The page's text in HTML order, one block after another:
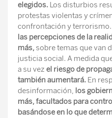
elegidos. Los disturbios
protestas violentas y
confrontación y terrorismo.
las percepciones de la
más, sobre temas que van
justicia social. A medida
a su vez el riesgo de
también aumentará. En
desinformación, los
más, facultados para
basándose en lo que